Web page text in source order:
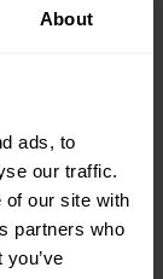
About
ads, to
our traffic.
of our site with
partners who